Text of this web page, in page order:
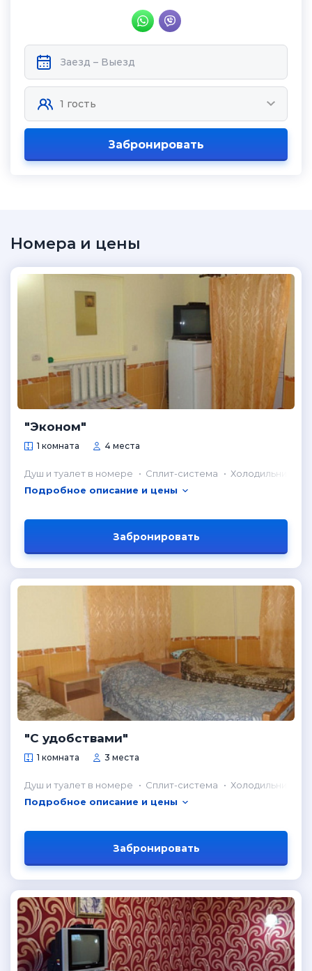
Забронировать
Номера и цены
"Эконом"
1 комната 4 места
Душ и туалет в номере Сплит-система
Холодильник в
Подробное описание и цены
Забронировать
"С удобствами"
1 комната 3 места
Душ и туалет в номере Сплит-система
Холодильник в
Подробное описание и цены
Забронировать